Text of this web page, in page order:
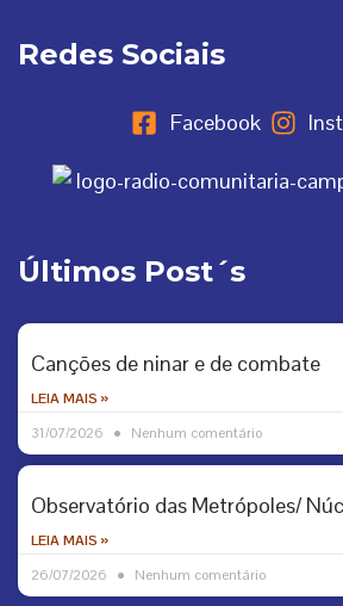
Últimos Post´s
Canções de ninar e de combate
LEIA MAIS »
31/07/2026
Nenhum comentário
Observatório das Metrópoles/
LEIA MAIS »
26/07/2026
Nenhum comentário
Redes Sociais
Facebook